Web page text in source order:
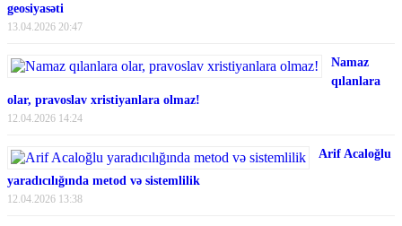
geosiyasəti
13.04.2026 20:47
Namaz
qılanlara
olar, pravoslav xristiyanlara olmaz!
12.04.2026 14:24
Arif Acaloğlu
yaradıcılığında metod və sistemlilik
12.04.2026 13:38